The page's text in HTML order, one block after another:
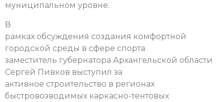
муниципальном уровне.
В
рамках обсуждения создания комфортной
городской среды в сфере спорта
заместитель губернатора Архангельской области
Сергей Пивков выступил за
активное строительство в регионах
быстровозводимых каркасно-тентовых